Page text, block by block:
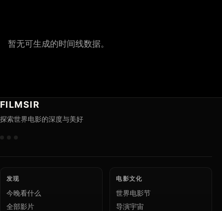
暂无可生成的时间线数据。
FILMSIR
探索世界电影的深度与美好
发现
今晚看什么
全部影片
电影文化
世界电影节
导演宇宙